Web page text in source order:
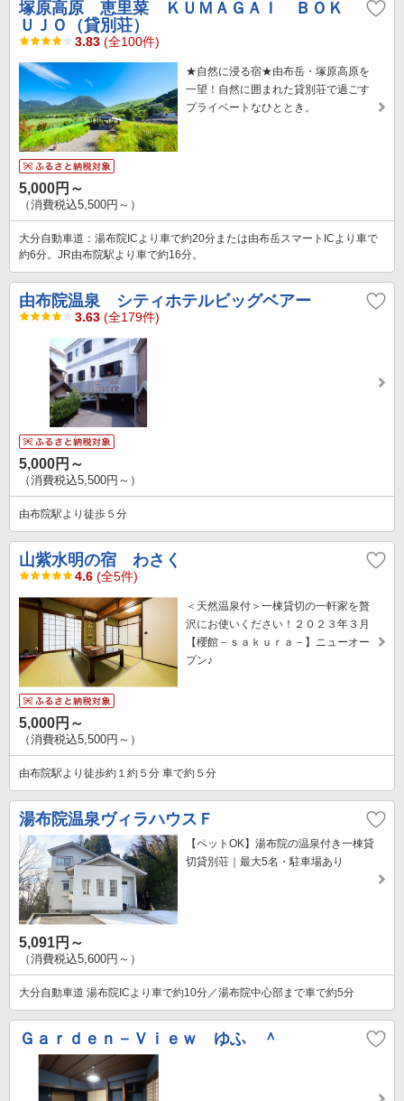
塚原高原 恵里菜 ＫＵＭＡＧＡＩ ＢＯＫ
ＵＪＯ（貸別荘）
3.83 (全100件)
★自然に浸る宿★由布岳・塚原高原を
一望！自然に囲まれた貸別荘で過ごす
プライベートなひととき。
5,000円～
（消費税込5,500円～）
大分自動車道：湯布院ICより車で約20分または由布岳スマートICより車で
約6分。JR由布院駅より車で約16分。
由布院温泉 シティホテルビッグベアー
3.63 (全179件)
5,000円～
（消費税込5,500円～）
由布院駅より徒歩５分
山紫水明の宿 わさく
4.6 (全5件)
＜天然温泉付＞一棟貸切の一軒家を贅
沢にお使いください！２０２３年３月
【櫻館－ｓａｋｕｒａ－】ニューオー
プン♪
5,000円～
（消費税込5,500円～）
由布院駅より徒歩約１約５分 車で約５分
湯布院温泉ヴィラハウスＦ
【ペットOK】湯布院の温泉付き一棟貸
切貸別荘｜最大5名・駐車場あり
5,091円～
（消費税込5,600円～）
大分自動車道 湯布院ICより車で約10分／湯布院中心部まで車で約5分
Ｇａｒｄｅｎ－Ｖｉｅｗ ゆふ ＾